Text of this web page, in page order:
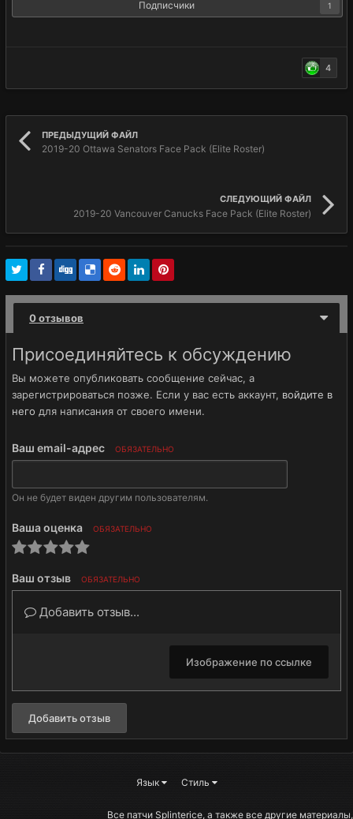
Подписчики 1
4
ПРЕДЫДУЩИЙ ФАЙЛ
2019-20 Ottawa Senators Face Pack (Elite Roster)
СЛЕДУЮЩИЙ ФАЙЛ
2019-20 Vancouver Canucks Face Pack (Elite Roster)
0 отзывов
Присоединяйтесь к обсуждению
Вы можете опубликовать сообщение сейчас, а
зарегистрироваться позже. Если у вас есть аккаунт, войдите в
него для написания от своего имени.
Ваш email-адрес ОБЯЗАТЕЛЬНО
Он не будет виден другим пользователям.
Ваша оценка ОБЯЗАТЕЛЬНО
Ваш отзыв ОБЯЗАТЕЛЬНО
Добавить отзыв...
Изображение по ссылке
Добавить отзыв
Язык Стиль
Все патчи Splinterice, а также все другие материалы,